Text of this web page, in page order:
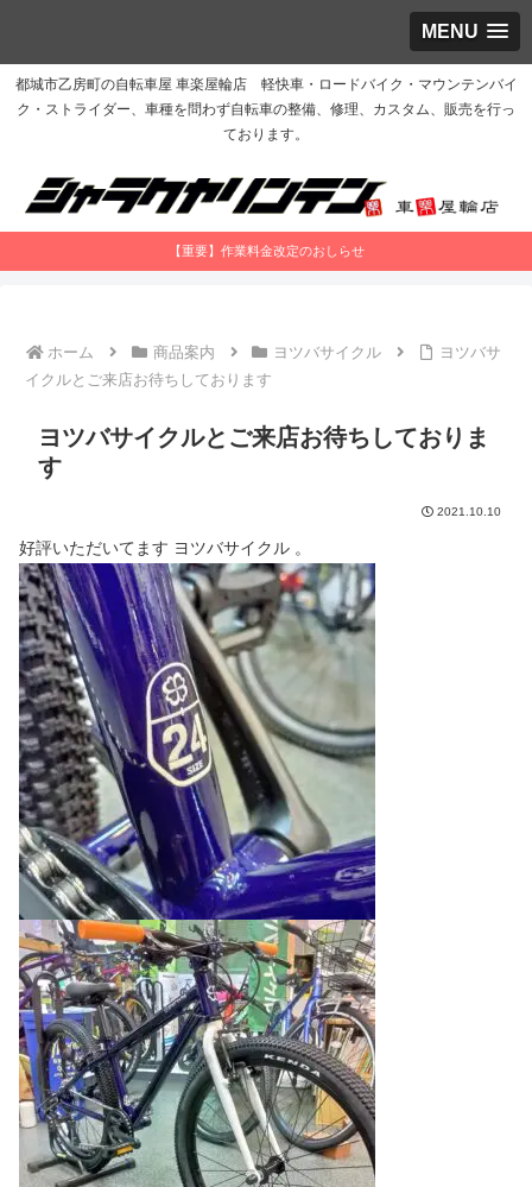
MENU
都城市乙房町の自転車屋 車楽屋輪店 軽快車・ロードバイク・マウンテンバイ
ク・ストライダー、車種を問わず自転車の整備、修理、カスタム、販売を行っ
ております。
【重要】作業料金改定のおしらせ
ホーム 商品案内 ヨツバサイクル
ヨツバサ
イクルとご来店お待ちしております
ヨツバサイクルとご来店お待ちしておりま
す
2021.10.10
好評いただいてます ヨツバサイクル 。